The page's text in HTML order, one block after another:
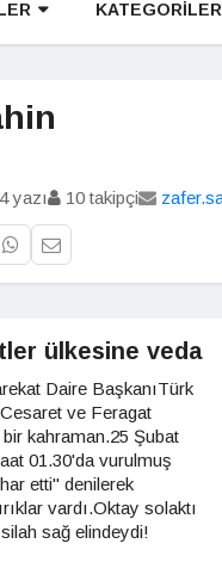
KATEGORİLER
yazı 10 takipçi
ülkesine veda
Daire BaşkanıTürk
ve Feragat
kahraman.25 Şubat
01.30'da vurulmuş
etti" denilerek
vardı.Oktay solaktı
sağ elindeydi!